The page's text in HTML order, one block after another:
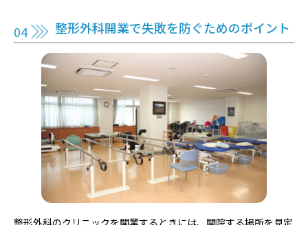
整形外科開業で失敗を防ぐためのポイント
整形外科のクリニックを開業するときには、開院する場所を見定